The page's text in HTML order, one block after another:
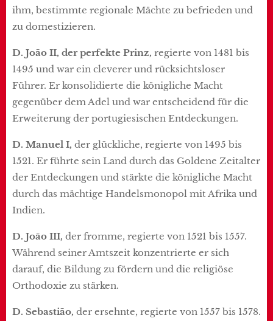
ihm, bestimmte regionale Mächte zu befrieden und
zu domestizieren.
D. João II, der perfekte Prinz, regierte von 1481 bis
1495 und war ein cleverer und rücksichtsloser
Führer. Er konsolidierte die königliche Macht
gegenüber dem Adel und war entscheidend für die
Erweiterung der portugiesischen Entdeckungen.
D. Manuel I, der glückliche, regierte von 1495 bis
1521. Er führte sein Land durch das Goldene Zeitalter
der Entdeckungen und stärkte die königliche Macht
durch das mächtige Handelsmonopol mit Afrika und
Indien.
D. João III, der fromme, regierte von 1521 bis 1557.
Während seiner Amtszeit konzentrierte er sich
darauf, die Bildung zu fördern und die religiöse
Orthodoxie zu stärken.
D. Sebastião, der ersehnte, regierte von 1557 bis 1578.